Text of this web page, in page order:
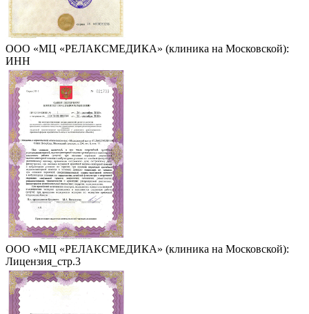
ООО «МЦ «РЕЛАКСМЕДИКА» (клиника на Московской):
ИНН
ООО «МЦ «РЕЛАКСМЕДИКА» (клиника на Московской):
Лицензия_стр.3